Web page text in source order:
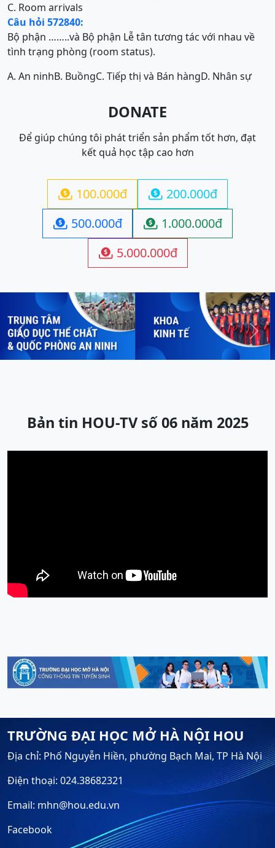
C. Room arrivals
Câu hỏi 572840:
Bộ phận ……..và Bộ phận Lễ tân tương tác với nhau về
tình trạng phòng (room status).
A. An ninhB. BuồngC. Tiếp thị và Bán hàngD. Nhân sự
DONATE
Để giúp chúng tôi phát triển sản phẩm tốt hơn, đạt
kết quả học tập cao hơn
 100.000đ  200.000đ
 500.000đ  1.000.000đ
 5.000.000đ
Previous Next
Bản tin HOU-TV số 06 năm 2025
TRƯỜNG ĐẠI HỌC MỞ HÀ NỘI HOU
Địa chỉ: Phố Nguyễn Hiền, phường Bạch Mai, TP Hà Nội
Điện thoại: 024.38682321
Email: mhn@hou.edu.vn
Facebook